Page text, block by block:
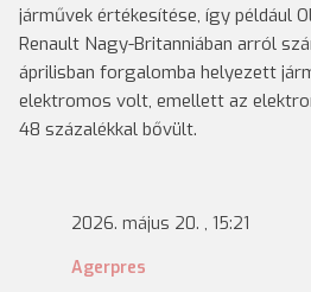
járművek értékesítése, így például
Renault Nagy-Britanniában arról
áprilisban forgalomba helyezett
elektromos volt, emellett az
48 százalékkal bővült.
2026. május 20. , 15:21
Agerpres